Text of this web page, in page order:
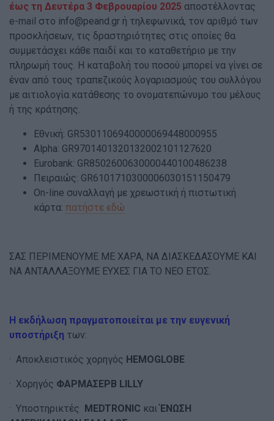
έως τη Δευτέρα 3 Φεβρουαρίου 2025 αποστέλλοντας
e-mail στο info@peand.gr ή τηλεφωνικά, τον αριθμό των
προσκλήσεων, τις δραστηριότητες στις οποίες θα
συμμετάσχει κάθε παιδί και το καταθετήριο με την
πληρωμή τους. Η καταβολή του ποσού μπορεί να γίνει σε
έναν από τους τραπεζικούς λογαριασμούς του συλλόγου
με αιτιολογία κατάθεσης το ονοματεπώνυμο του μέλους
ή της κράτησης.
Εθνική: GR5301106940000069448000955
Alpha: GR9701401320132002101127620
Eurobank: GR8502600630000440100486238
Πειραιώς: GR6101710300006030151150479
On-line συναλλαγή με χρεωστική ή πιστωτική
κάρτα: πατήστε εδώ
ΣΑΣ ΠΕΡΙΜΕΝΟΥΜΕ ΜΕ ΧΑΡΑ, ΝΑ ΔΙΑΣΚΕΔΑΣΟΥΜΕ ΚΑΙ
ΝΑ ΑΝΤΑΛΛΑΞΟΥΜΕ ΕΥΧΕΣ ΓΙΑ ΤΟ ΝΕΟ ΕΤΟΣ.
Η εκδήλωση πραγματοποιείται με την ευγενική
υποστήριξη των:
· Αποκλειστικός χορηγός H EMOGLOBE
· Χορηγός ΦΑΡΜΑΣΕΡΒ LILLY
· Υποστηρικτές M EDTRONIC και ΈΝΩΣΗ